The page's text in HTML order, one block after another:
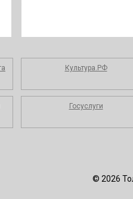
Культура.РФ
Госуслуги
© 2026